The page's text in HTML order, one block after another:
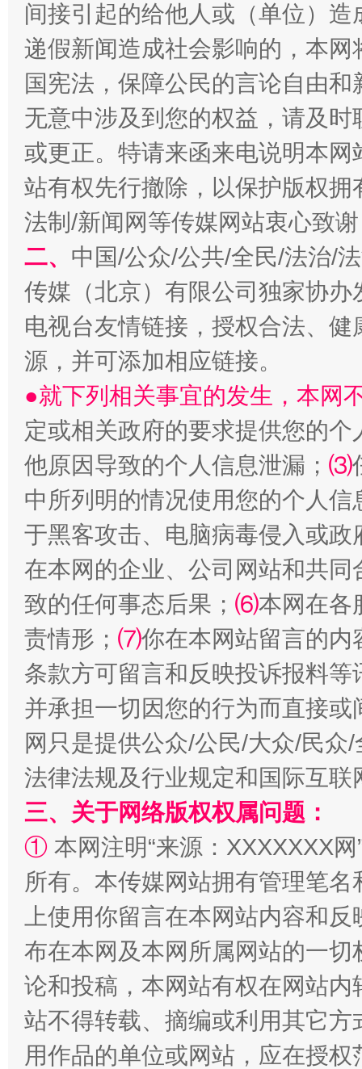
习近平的博鳌关键词
魏明亮
“刷贴”乱象丛生
揭批美国五大"原罪" "炒
解纷+调解+退费，一次搞定
站台名比不上好声名
间接引起的给他人或（单位）
递假新闻造成社会影响的，本
国宪法，保障公民的言论自由
无意中涉及到您的权益，请及
或更正。特请来函来电说明本
站有权先行撤除，以保护版权
法制/新闻网等传媒网站衷心致
二、 中国/公众/公共/全民/法治/
传媒（北京）有限公司独家协
电视台友情链接，授权合法、
源，并可添加相应链接。
●就下列相关事宜的发生，本网
定或相关政府的要求提供您的个
他原因导致的个人信息泄漏； ⑶
中所列明的情况使用您的个人
于黑客攻击、电脑病毒侵入或
在本网的企业、公司网站和共
致的任何事态后果； ⑹本网在各
责情形； ⑺你在本网站留言的内
条款方可留言和反映投诉报料
并承担一切因您的行为而直接
网只是提供公众/公民/大众/民
法律法规及行业规定和国际互
三、关于网络版权权属问题：
① 本网注明“来源：XXXXXXX
所有。本传媒网站拥有管理笔
上使用你留言在本网站内容和
布在本网及本网所属网站的一
论和投稿，本网站有权在网站
站不得转载、摘编或利用其它
用作品的单位或网站，应在授